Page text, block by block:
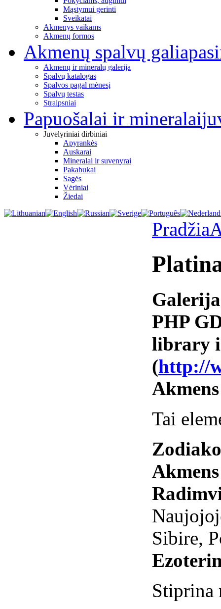
Mąstymui gerinti
Sveikatai
Akmenys vaikams
Akmenų formos
Akmenų spalvų galia
Akmenų ir mineralų galerija
Spalvų katalogas
Spalvos pagal mėnesį
Spalvų testas
Straipsniai
Papuošalai ir mineralai
Juvelyriniai dirbiniai
Apyrankės
Auskarai
Mineralai ir suvenyrai
Pakabukai
Sagės
Vėriniai
Žiedai
Pradžia
Galerija
PHP
library
(http://
Tai
Sibire,
Stiprina